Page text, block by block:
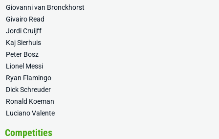
Giovanni van Bronckhorst
Givairo Read
Jordi Cruijff
Kaj Sierhuis
Peter Bosz
Lionel Messi
Ryan Flamingo
Dick Schreuder
Ronald Koeman
Luciano Valente
Competities